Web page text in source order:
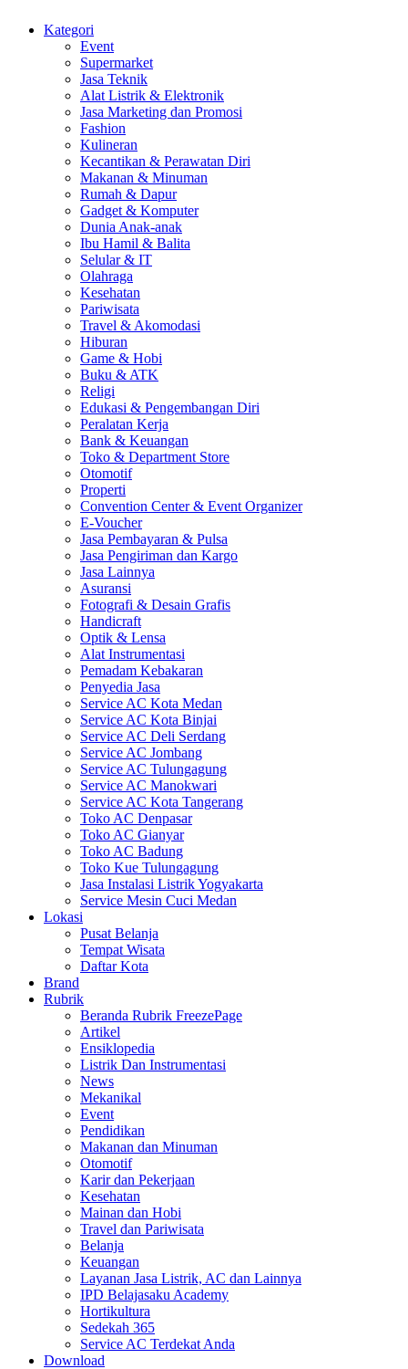
Kategori
Event
Supermarket
Jasa Teknik
Alat Listrik & Elektronik
Jasa Marketing dan Promosi
Fashion
Kulineran
Kecantikan & Perawatan Diri
Makanan & Minuman
Rumah & Dapur
Gadget & Komputer
Dunia Anak-anak
Ibu Hamil & Balita
Selular & IT
Olahraga
Kesehatan
Pariwisata
Travel & Akomodasi
Hiburan
Game & Hobi
Buku & ATK
Religi
Edukasi & Pengembangan Diri
Peralatan Kerja
Bank & Keuangan
Toko & Department Store
Otomotif
Properti
Convention Center & Event Organizer
E-Voucher
Jasa Pembayaran & Pulsa
Jasa Pengiriman dan Kargo
Jasa Lainnya
Asuransi
Fotografi & Desain Grafis
Handicraft
Optik & Lensa
Alat Instrumentasi
Pemadam Kebakaran
Penyedia Jasa
Service AC Kota Medan
Service AC Kota Binjai
Service AC Deli Serdang
Service AC Jombang
Service AC Tulungagung
Service AC Manokwari
Service AC Kota Tangerang
Toko AC Denpasar
Toko AC Gianyar
Toko AC Badung
Toko Kue Tulungagung
Jasa Instalasi Listrik Yogyakarta
Service Mesin Cuci Medan
Lokasi
Pusat Belanja
Tempat Wisata
Daftar Kota
Brand
Rubrik
Beranda Rubrik FreezePage
Artikel
Ensiklopedia
Listrik Dan Instrumentasi
News
Mekanikal
Event
Pendidikan
Makanan dan Minuman
Otomotif
Karir dan Pekerjaan
Kesehatan
Mainan dan Hobi
Travel dan Pariwisata
Belanja
Keuangan
Layanan Jasa Listrik, AC dan Lainnya
IPD Belajasaku Academy
Hortikultura
Sedekah 365
Service AC Terdekat Anda
Download